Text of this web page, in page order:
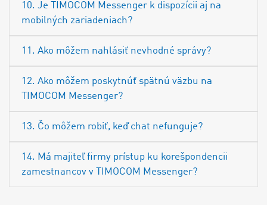
10. Je TIMOCOM Messenger k dispozícii aj na
mobilných zariadeniach?
11. Ako môžem nahlásiť nevhodné správy?
12. Ako môžem poskytnúť spätnú väzbu na
TIMOCOM Messenger?
13. Čo môžem robiť, keď chat nefunguje?
14. Má majiteľ firmy prístup ku korešpondencii
zamestnancov v TIMOCOM Messenger?